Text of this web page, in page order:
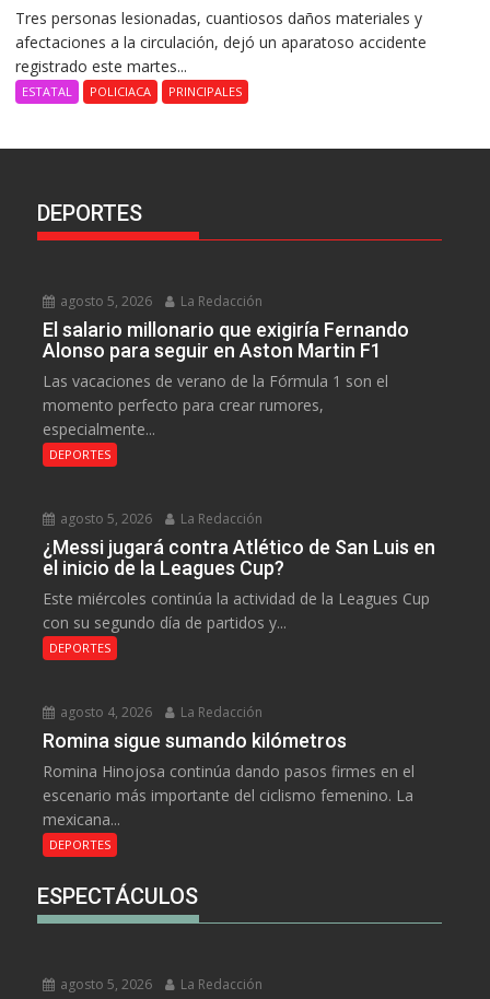
Tres personas lesionadas, cuantiosos daños materiales y
afectaciones a la circulación, dejó un aparatoso accidente
registrado este martes...
ESTATAL POLICIACA PRINCIPALES
DEPORTES
agosto 5, 2026 La Redacción
El salario millonario que exigiría Fernando
Alonso para seguir en Aston Martin F1
Las vacaciones de verano de la Fórmula 1 son el
momento perfecto para crear rumores,
especialmente...
DEPORTES
agosto 5, 2026 La Redacción
¿Messi jugará contra Atlético de San Luis en
el inicio de la Leagues Cup?
Este miércoles continúa la actividad de la Leagues Cup
con su segundo día de partidos y...
DEPORTES
agosto 4, 2026 La Redacción
Romina sigue sumando kilómetros
Romina Hinojosa continúa dando pasos firmes en el
escenario más importante del ciclismo femenino. La
mexicana...
DEPORTES
ESPECTÁCULOS
agosto 5, 2026 La Redacción